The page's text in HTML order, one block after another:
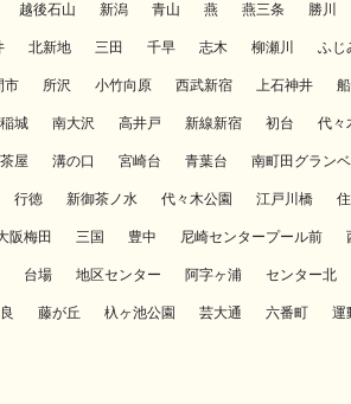
越後石山 新潟 青山 燕 燕三条 勝川
北新地 三田 千早 志木 柳瀬川 ふじ
市 所沢 小竹向原 西武新宿 上石神井
稲城 南大沢 高井戸 新線新宿 初台 代々
屋 溝の口 宮崎台 青葉台 南町田グラン
行徳 新御茶ノ水 代々木公園 江戸川橋
阪梅田 三国 豊中 尼崎センタープール前
台場 地区センター 阿字ヶ浦 センター北
藤が丘 杁ヶ池公園 芸大通 六番町 運